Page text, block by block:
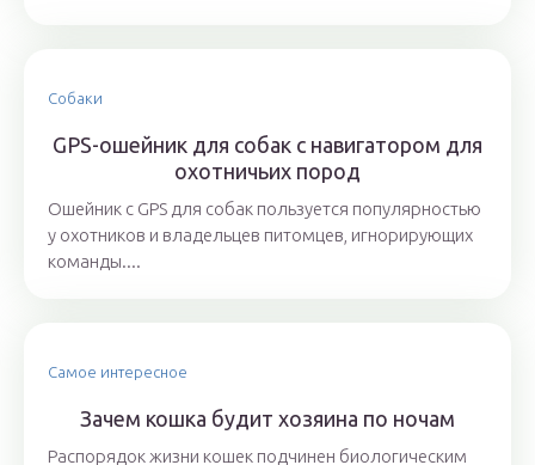
Собаки
GPS-ошейник для собак с навигатором для
охотничьих пород
Ошейник с GPS для собак пользуется популярностью
у охотников и владельцев питомцев, игнорирующих
команды....
Самое интересное
Зачем кошка будит хозяина по ночам
Распорядок жизни кошек подчинен биологическим